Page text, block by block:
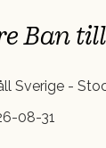
Ban
Sverige -
08-31